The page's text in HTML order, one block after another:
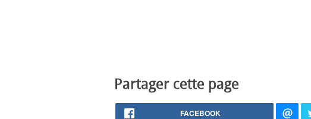
Partager cette page
FACEBOOK